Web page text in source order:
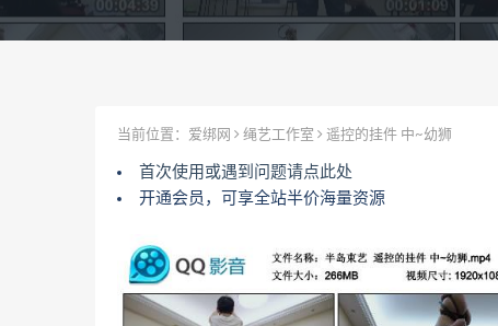
当前位置： 爱绑网 绳艺工作室 遥控的挂件 中~幼狮
首次使用或遇到问题请点此处
开通会员，可享全站半价海量资源